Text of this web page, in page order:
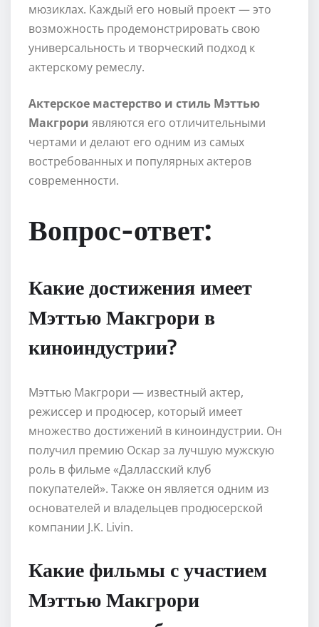
мюзиклах. Каждый его новый проект — это
возможность продемонстрировать свою
универсальность и творческий подход к
актерскому ремеслу.
Актерское мастерство и стиль Мэттью
Макгрори являются его отличительными
чертами и делают его одним из самых
востребованных и популярных актеров
современности.
Вопрос-ответ:
Какие достижения имеет
Мэттью Макгрори в
киноиндустрии?
Мэттью Макгрори — известный актер,
режиссер и продюсер, который имеет
множество достижений в киноиндустрии. Он
получил премию Оскар за лучшую мужскую
роль в фильме «Далласский клуб
покупателей». Также он является одним из
основателей и владельцев продюсерской
компании J.K. Livin.
Какие фильмы с участием
Мэттью Макгрори